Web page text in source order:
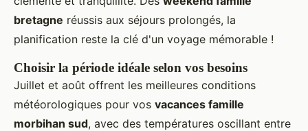
bretagne réussis aux séjours prolongés, la
planification reste la clé d'un voyage mémorable !
Choisir la période idéale selon vos besoins
Juillet et août offrent les meilleures conditions
météorologiques pour vos vacances famille
morbihan sud, avec des températures oscillant entre